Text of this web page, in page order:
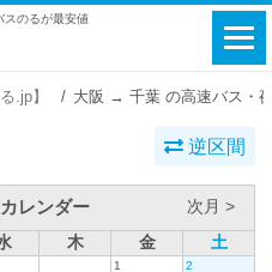
スのるが最安値
.jp】 大阪 → 千葉 の高速バス・
逆区間
レンダー
次月 >
木 金 土
1 2